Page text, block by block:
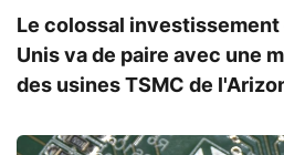
Le colossal investissement
Unis va de paire avec une
des usines TSMC de